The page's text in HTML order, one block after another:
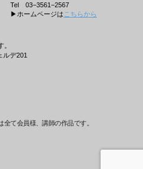
Tel 03−3561−2567
▶︎ホームページは こちらから
ルデ201
て会員様、講師の作品です。